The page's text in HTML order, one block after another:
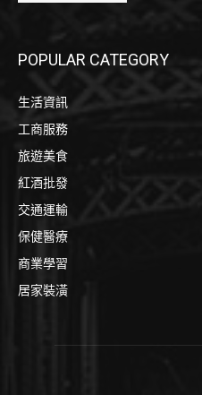
POPULAR CATEGORY
生活資訊
工商服務
旅遊美食
紅酒批發
交通運輸
保健醫療
商業學習
居家裝潢